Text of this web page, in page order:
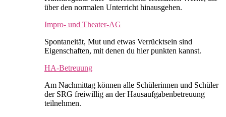
über den normalen Unterricht hinausgehen.
Impro- und Theater-AG
Spontaneität, Mut und etwas Verrücktsein sind
Eigenschaften, mit denen du hier punkten kannst.
HA-Betreuung
Am Nachmittag können alle Schülerinnen und Schüler
der SRG freiwillig an der Hausaufgabenbetreuung
teilnehmen.